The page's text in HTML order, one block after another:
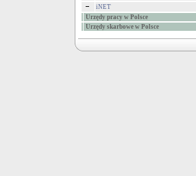
iNET
Urzędy pracy w Polsce
Urzędy skarbowe w Polsce